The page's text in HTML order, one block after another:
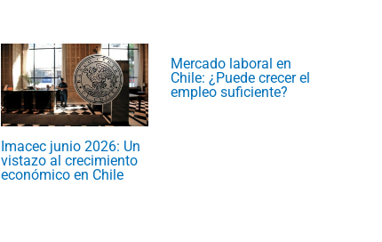
Imacec junio 2026: Un
vistazo al crecimiento
económico en Chile
Mercado laboral en
Chile: ¿Puede crecer el
empleo suficiente?